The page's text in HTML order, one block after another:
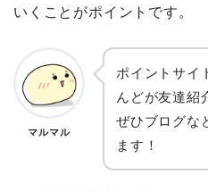
いくことがポイントです。
マルマル
ポイントサイ
んどが友達紹
ぜひブログな
ます！